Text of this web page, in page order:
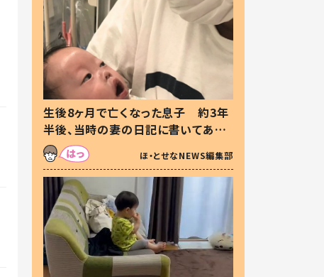
生後8ヶ月で亡くなった息子 約3年
半後、当時の妻の日記に書いてあっ
た本音とは
ほ・とせなNEWS編集部